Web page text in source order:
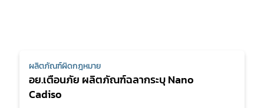
ผลิตภัณฑ์ผิดกฎหมาย
อย.เตือนภัย ผลิตภัณฑ์ฉลากระบุ Nano
Cadiso